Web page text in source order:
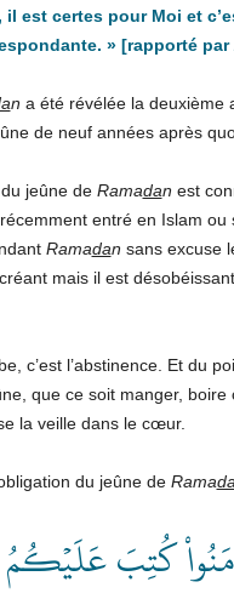
est certes pour Moi et
» [rapporté par
n a été révélée la deuxième
de neuf années après
jeûne de Ramadan est
entré en Islam
Ramadan sans excuse
mais il est
c’est l’abstinence. Et du
que ce soit manger,
la veille dans le cœur.
du jeûne de Ramada
كُتِبَ